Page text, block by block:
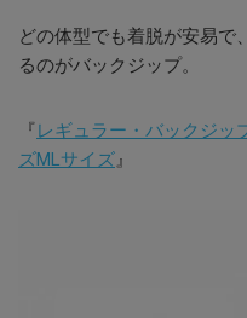
どの体型でも着脱が安易で
るのがバックジップ。
『レギュラー・バックジッ
ズMLサイズ』